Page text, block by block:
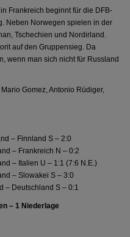
Frankreich beginnt für die DFB-
Neben Norwegen spielen in der
Tschechien und Nordirland.
auf den Gruppensieg. Da
wenn man sich nicht für Russland
Gomez, Antonio Rüdiger,
– Finnland S – 2:0
– Frankreich N – 0:2
– Italien U – 1:1 (7:6 N.E.)
– Slowakei S – 3:0
– Deutschland S – 0:1
– 1 Niederlage